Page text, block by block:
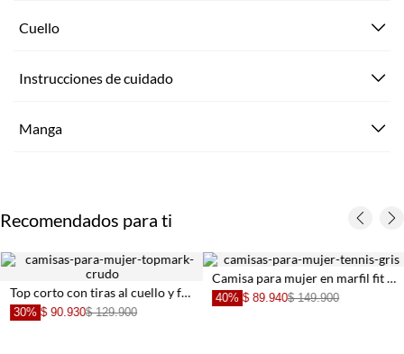
Cuello
Instrucciones de cuidado
Manga
Recomendados para ti
Top corto con tiras al cuello y frunces en blanco para mujer
30% $ 90.930$ 129.900
Camisa para mujer en marfil fit relajado con lazos frontales
40% $ 89.940$ 149.900